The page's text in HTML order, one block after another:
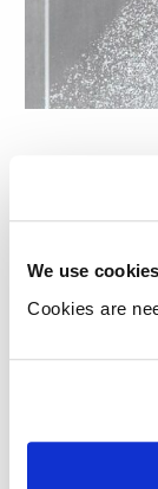
We use
Cookies are
Elke
voor